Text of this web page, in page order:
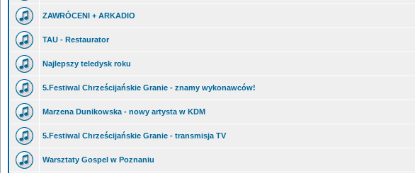
ZAWRÓCENI + ARKADIO
TAU - Restaurator
Najlepszy teledysk roku
5.Festiwal Chrześcijańskie Granie - znamy wykonawców!
Marzena Dunikowska - nowy artysta w KDM
5.Festiwal Chrześcijańskie Granie - transmisja TV
Warsztaty Gospel w Poznaniu